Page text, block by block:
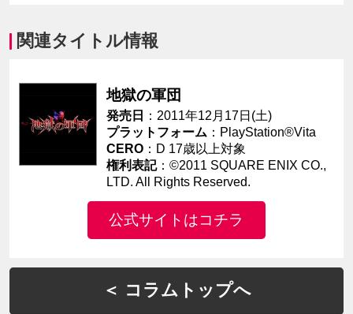
関連タイトル情報
地獄の軍団
発売日
：2011年12月17日(土)
プラットフォーム ：PlayStation®Vita
CERO ：D 17歳以上対象
権利表記：©2011 SQUARE ENIX CO.,
LTD. All Rights Reserved.
公式サイトはコチラ
＜ コラムトップへ